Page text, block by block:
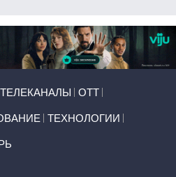
ТЕЛЕКАНАЛЫ ОТТ
ТЕХНОЛОГИИ